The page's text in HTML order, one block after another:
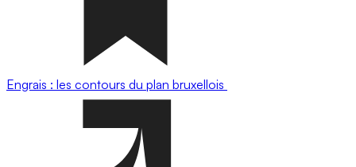
Engrais : les contours du plan bruxellois